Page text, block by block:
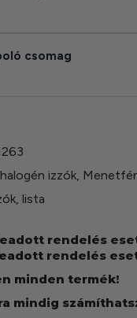
csomag
izzók,
, lista
rendelés
rendelés
minden termék!
mindig